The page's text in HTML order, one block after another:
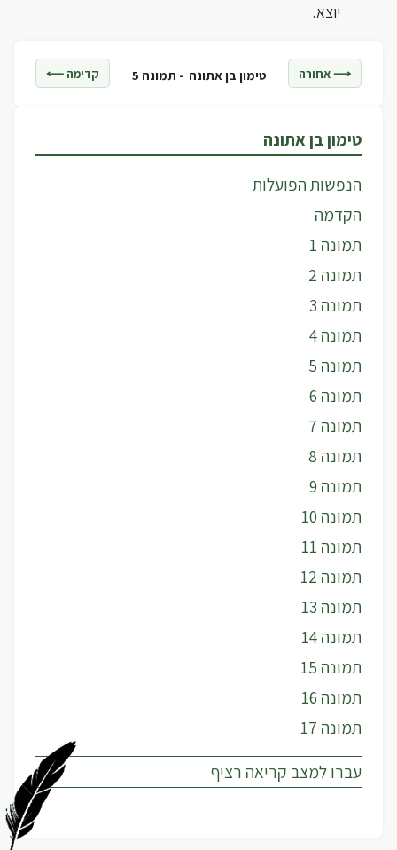
יוצא.
⟶ אחורה טימון בן אתונה - תמונה 5 קדימה ⟵
טימון בן אתונה
הנפשות הפועלות
הקדמה
תמונה 1
תמונה 2
תמונה 3
תמונה 4
תמונה 5
תמונה 6
תמונה 7
תמונה 8
תמונה 9
תמונה 10
תמונה 11
תמונה 12
תמונה 13
תמונה 14
תמונה 15
תמונה 16
תמונה 17
עברו למצב קריאה רציף